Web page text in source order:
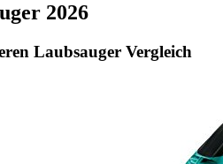
2026
Laubsauger Vergleich